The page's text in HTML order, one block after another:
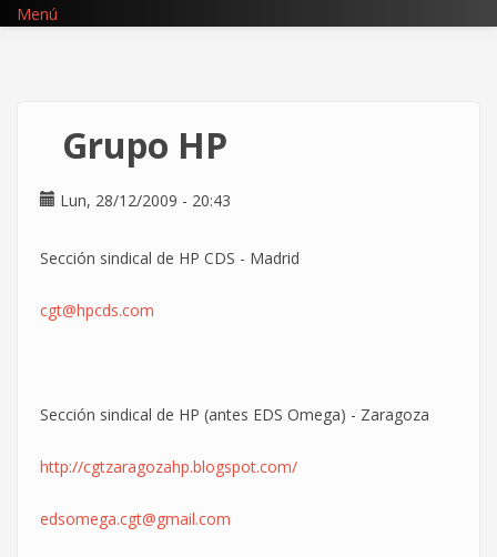
Pasar
Menú
Grupo HP
Lun, 28/12/2009 - 20:43
Sección sindical de HP CDS - Madrid
cgt@hpcds.com
Sección sindical de HP (antes EDS Omega) - Zaragoza
http://cgtzaragozahp.blogspot.com/
edsomega.cgt@gmail.com